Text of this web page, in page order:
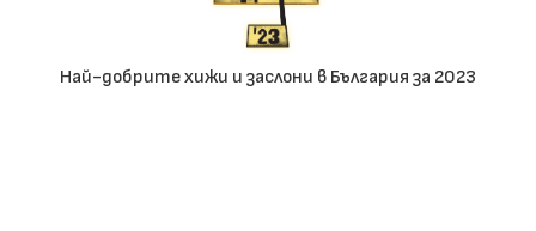
Най-добрите хижи и заслони в България за 2023